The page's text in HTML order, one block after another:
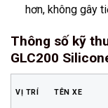
hơn, không gây
Thông số kỹ
GLC200
VỊ TRÍ TÊN XE